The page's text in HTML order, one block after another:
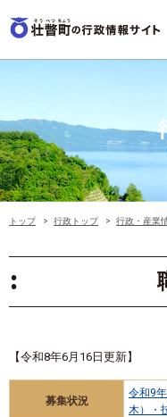
トップ 行政トップ 行政・産業
【令和8年6月16日更新】
募集状況
令和9
木）・